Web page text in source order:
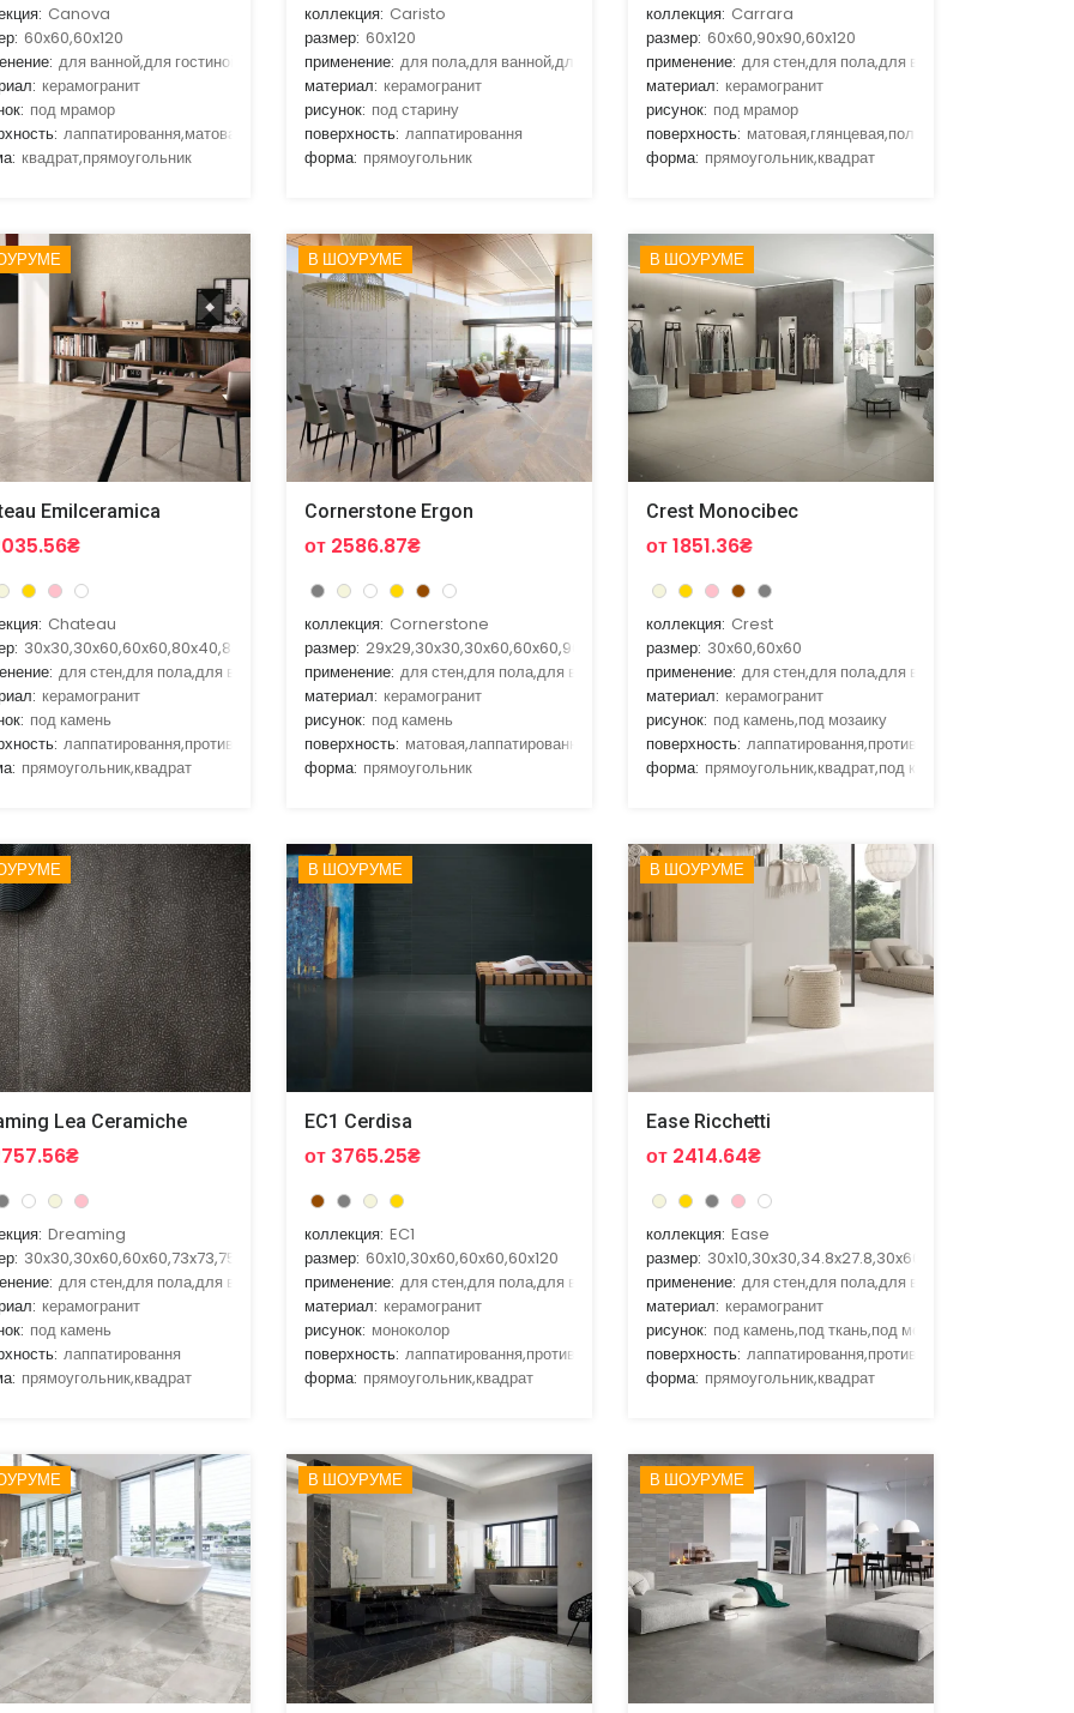
Canova
60x60,60x120
для ванной,для гостиной,для улицы,для фасада
керамогранит
под мрамор
лаппатировання,матовая
квадрат,прямоугольник
коллекция: Caristo
размер: 60x120
применение: для пола,для ванной,для гостиной,для кухни,для улицы
материал: керамогранит
рисунок: под старину
поверхность: лаппатировання
форма: прямоугольник
коллекция: Carrara
размер: 60x60,90x90,60x120
применение: для стен,для пола,для ванной,для
материал: керамогранит
рисунок: под мрамор
поверхность:
форма: прямоугольник,квадрат
Emilceramica
Chateau
30x30,30x60,60x60,80x40,80x80
для стен,для пола,для ванной,для гостиной,для кухни
керамогранит
под камень
лаппатировання,противоскальзящая
прямоугольник,квадрат
В ШОУРУМЕ
Cornerstone Ergon
от 2586.87₴
коллекция: Cornerstone
размер: 29x29,30x30,30x60,60x60,90x45
применение: для стен,для пола,для ванной,для гостиной,для кухни
материал: керамогранит
рисунок: под камень
поверхность: матовая,лаппатировання,противоскальзящая
форма: прямоугольник
В ШОУРУМЕ
Crest Monocibec
от 1851.36₴
коллекция: Crest
размер: 30x60,60x60
применение: для стен,для пола,для ванной,для
материал: керамогранит
рисунок: под камень,под мозаику
поверхность: лаппатировання,противоскальзящая
форма: прямоугольник,квадрат,под кирпич
Lea Ceramiche
Dreaming
30x30,30x60,60x60,73x73,75x75
для стен,для пола,для ванной,для гостиной,для кухни
керамогранит
под камень
лаппатировання
прямоугольник,квадрат
В ШОУРУМЕ
EC1 Cerdisa
от 3765.25₴
коллекция: EC1
размер: 60x10,30x60,60x60,60x120
применение: для стен,для пола,для ванной,для гостиной,для кухни
материал: керамогранит
рисунок: моноколор
поверхность: лаппатировання,противоскальзящая
форма: прямоугольник,квадрат
В ШОУРУМЕ
Ease Ricchetti
от 2414.64₴
коллекция: Ease
размер: 30x10,30x30,34.8x27.8,30x60,60x60
применение: для стен,для пола,для ванной,для
материал: керамогранит
рисунок: под камень,под ткань,под мозаику
поверхность: лаппатировання,противоскальзящая
форма: прямоугольник,квадрат
В ШОУРУМЕ В ШОУРУМЕ